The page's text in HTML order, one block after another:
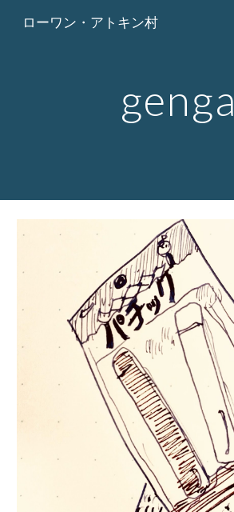
Skip to main content
ローワン・アトキン村
genga